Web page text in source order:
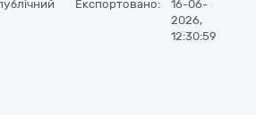
Експортовано:
16-06-
2026,
12:30:59